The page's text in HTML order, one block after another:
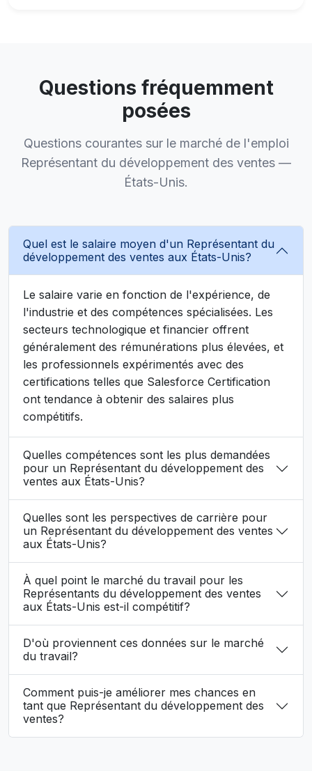
Questions fréquemment
posées
Questions courantes sur le marché de l'emploi
Représentant du développement des ventes —
États-Unis.
Quel est le salaire moyen d'un Représentant du
développement des ventes aux États-Unis?
Le salaire varie en fonction de l'expérience, de
l'industrie et des compétences spécialisées. Les
secteurs technologique et financier offrent
généralement des rémunérations plus élevées, et
les professionnels expérimentés avec des
certifications telles que Salesforce Certification
ont tendance à obtenir des salaires plus
compétitifs.
Quelles compétences sont les plus demandées
pour un Représentant du développement des
ventes aux États-Unis?
Quelles sont les perspectives de carrière pour
un Représentant du développement des ventes
aux États-Unis?
À quel point le marché du travail pour les
Représentants du développement des ventes
aux États-Unis est-il compétitif?
D'où proviennent ces données sur le marché
du travail?
Comment puis-je améliorer mes chances en
tant que Représentant du développement des
ventes?